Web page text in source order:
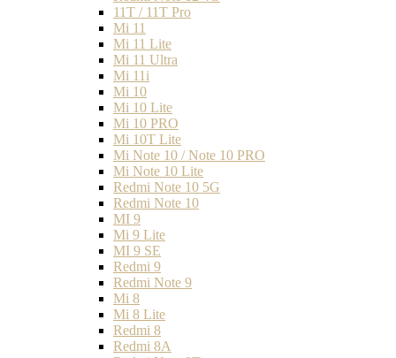
11T / 11T Pro
Mi 11
Mi 11 Lite
Mi 11 Ultra
Mi 11i
Mi 10
Mi 10 Lite
Mi 10 PRO
Mi 10T Lite
Mi Note 10 / Note 10 PRO
Mi Note 10 Lite
Redmi Note 10 5G
Redmi Note 10
MI 9
Mi 9 Lite
MI 9 SE
Redmi 9
Redmi Note 9
Mi 8
Mi 8 Lite
Redmi 8
Redmi 8A